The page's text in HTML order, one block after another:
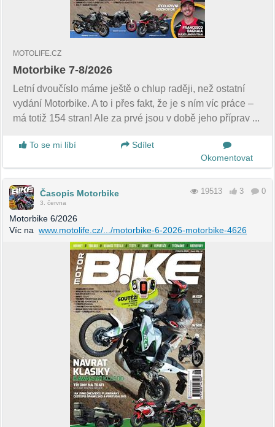
MOTOLIFE.CZ
Motorbike 7-8/2026
Letní dvoučíslo máme ještě o chlup raději, než ostatní
vydání Motorbike. A to i přes fakt, že je s ním víc práce –
má totiž 154 stran! Ale za prvé jsou v době jeho příprav ...
To se mi líbí
Sdílet
Okomentovat
Časopis Motorbike
3. června
19513 3 0
Motorbike 6/2026
Víc na www.motolife.cz/.../motorbike-6-2026-motorbike-4626